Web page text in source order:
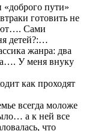
«доброго пути»
готовить не
Сами
детей?:…
жанра: два
У меня внуку
как проходят
всегда моложе
а к ней все
что